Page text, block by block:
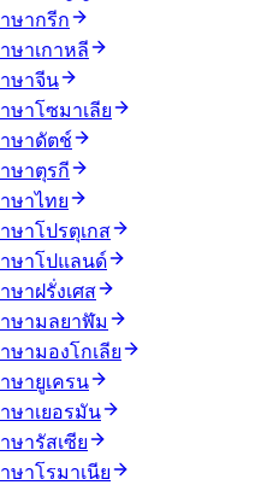
ษากรีก
ษาเกาหลี
ษาจีน
ษาโซมาเลีย
ษาดัตช์
ษาตุรกี
ษาไทย
ษาโปรตุเกส
ษาโปแลนด์
ษาฝรั่งเศส
ษามลยาฬัม
ษามองโกเลีย
ษายูเครน
ษาเยอรมัน
ษารัสเซีย
ษาโรมาเนีย